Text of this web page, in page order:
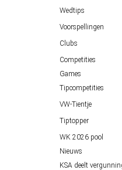
Wedtips
Voorspellingen
Clubs
Competities
Games
Tipcompetities
VW-Tientje
Tiptopper
WK 2026 pool
Nieuws
KSA deelt